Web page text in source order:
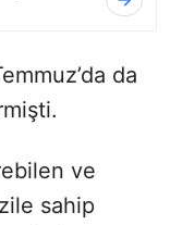
da
ve
sahip